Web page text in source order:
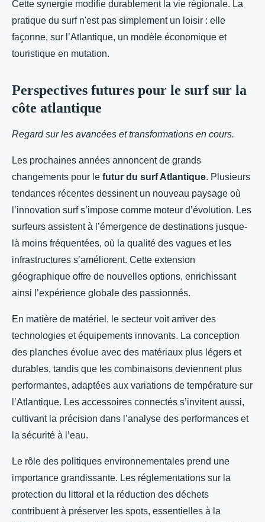
Cette synergie modifie durablement la vie régionale. La
pratique du surf n'est pas simplement un loisir : elle
façonne, sur l’Atlantique, un modèle économique et
touristique en mutation.
Perspectives futures pour le surf sur la
côte atlantique
Regard sur les avancées et transformations en cours.
Les prochaines années annoncent de grands
changements pour le futur du surf Atlantique. Plusieurs
tendances récentes dessinent un nouveau paysage où
l’innovation surf s’impose comme moteur d’évolution. Les
surfeurs assistent à l’émergence de destinations jusque-
là moins fréquentées, où la qualité des vagues et les
infrastructures s’améliorent. Cette extension
géographique offre de nouvelles options, enrichissant
ainsi l’expérience globale des passionnés.
En matière de matériel, le secteur voit arriver des
technologies et équipements innovants. La conception
des planches évolue avec des matériaux plus légers et
durables, tandis que les combinaisons deviennent plus
performantes, adaptées aux variations de température sur
l’Atlantique. Les accessoires connectés s’invitent aussi,
cultivant la précision dans l’analyse des performances et
la sécurité à l’eau.
Le rôle des politiques environnementales prend une
importance grandissante. Les réglementations sur la
protection du littoral et la réduction des déchets
contribuent à préserver les spots, essentielles à la